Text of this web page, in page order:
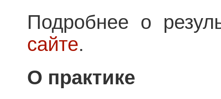
Подробнее о
сайте.
О практике